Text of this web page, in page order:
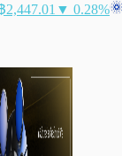
2,447.01 ▼ 0.28%